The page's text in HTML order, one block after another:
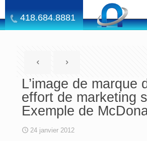
418.684.8881
L’image de marque
effort de marketing
Exemple de
24 janvier 2012